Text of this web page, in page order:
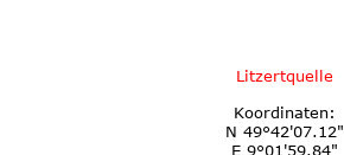
Litzertquelle
Koordinaten:
N 49°42'07.12"
E 9°01'59.84"